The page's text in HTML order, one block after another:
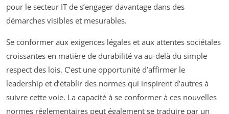
pour le secteur IT de s’engager davantage dans des
démarches visibles et mesurables.
Se conformer aux exigences légales et aux attentes sociétales
croissantes en matière de durabilité va au-delà du simple
respect des lois. C’est une opportunité d’affirmer le
leadership et d’établir des normes qui inspirent d’autres à
suivre cette voie. La capacité à se conformer à ces nouvelles
normes réglementaires peut également se traduire par un